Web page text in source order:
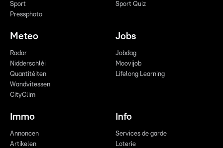
Sport
Pressphoto
Sport Quiz
Meteo
Radar
Nidderschléi
Quantitéiten
Wandvitessen
CityClim
Jobs
Jobdag
Moovijob
Lifelong Learning
Immo
Annoncen
Artikelen
Info
Services de garde
Loterie